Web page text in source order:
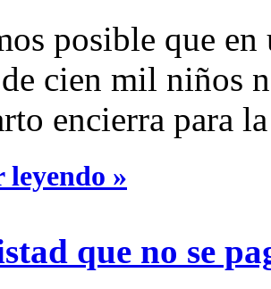
posible que
cien mil niños
encierra para
»
que no se